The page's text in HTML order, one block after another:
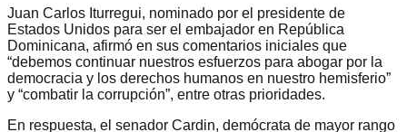
Juan Carlos Iturregui, nominado por el presidente de
Estados Unidos para ser el embajador en República
Dominicana, afirmó en sus comentarios iniciales que
“debemos continuar nuestros esfuerzos para abogar por la
democracia y los derechos humanos en nuestro hemisferio”
y “combatir la corrupción”, entre otras prioridades.
En respuesta, el senador Cardin, demócrata de mayor rango